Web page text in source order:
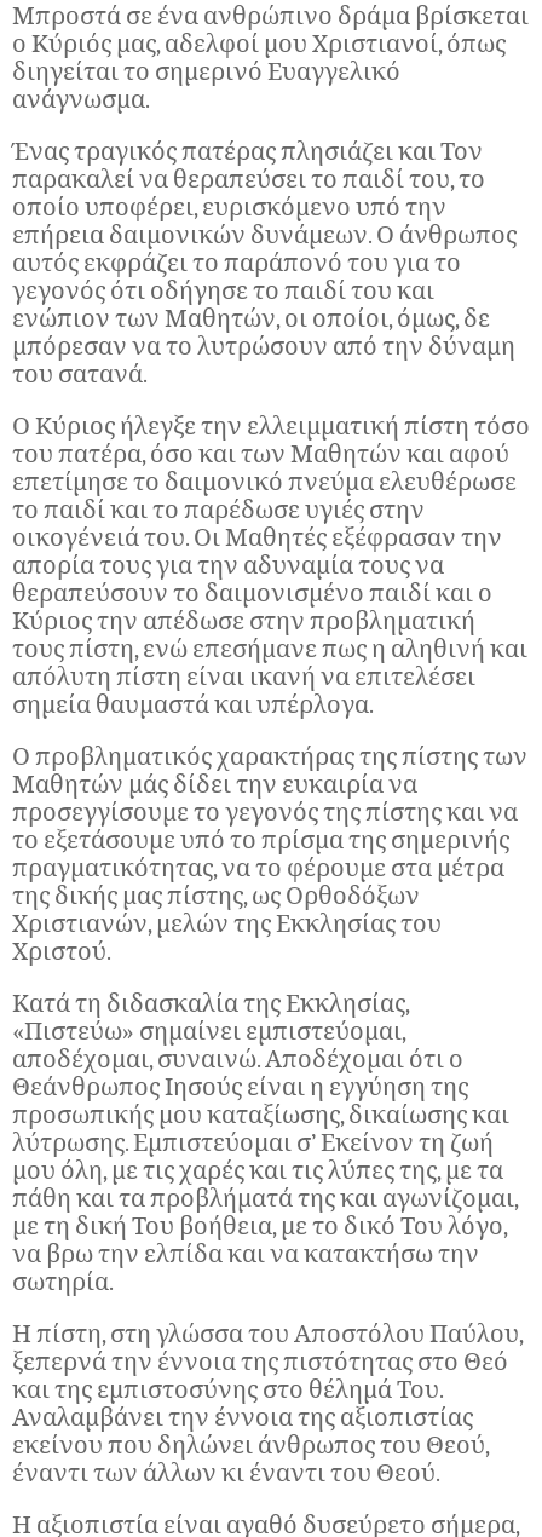
Μπροστά σε ένα ανθρώπινο δράμα βρίσκεται
ο Κύριός μας, αδελφοί μου Χριστιανοί, όπως
διηγείται το σημερινό Ευαγγελικό
ανάγνωσμα.
Ένας τραγικός πατέρας πλησιάζει και Τον
παρακαλεί να θεραπεύσει το παιδί του, το
οποίο υποφέρει, ευρισκόμενο υπό την
επήρεια δαιμονικών δυνάμεων. Ο άνθρωπος
αυτός εκφράζει το παράπονό του για το
γεγονός ότι οδήγησε το παιδί του και
ενώπιον των Μαθητών, οι οποίοι, όμως, δε
μπόρεσαν να το λυτρώσουν από την δύναμη
του σατανά.
Ο Κύριος ήλεγξε την ελλειμματική πίστη τόσο
του πατέρα, όσο και των Μαθητών και αφού
επετίμησε το δαιμονικό πνεύμα ελευθέρωσε
το παιδί και το παρέδωσε υγιές στην
οικογένειά του. Οι Μαθητές εξέφρασαν την
απορία τους για την αδυναμία τους να
θεραπεύσουν το δαιμονισμένο παιδί και ο
Κύριος την απέδωσε στην προβληματική
τους πίστη, ενώ επεσήμανε πως η αληθινή και
απόλυτη πίστη είναι ικανή να επιτελέσει
σημεία θαυμαστά και υπέρλογα.
Ο προβληματικός χαρακτήρας της πίστης των
Μαθητών μάς δίδει την ευκαιρία να
προσεγγίσουμε το γεγονός της πίστης και να
το εξετάσουμε υπό το πρίσμα της σημερινής
πραγματικότητας, να το φέρουμε στα μέτρα
της δικής μας πίστης, ως Ορθοδόξων
Χριστιανών, μελών της Εκκλησίας του
Χριστού.
Κατά τη διδασκαλία της Εκκλησίας,
«Πιστεύω» σημαίνει εμπιστεύομαι,
αποδέχομαι, συναινώ. Αποδέχομαι ότι ο
Θεάνθρωπος Ιησούς είναι η εγγύηση της
προσωπικής μου καταξίωσης, δικαίωσης και
λύτρωσης. Εμπιστεύομαι σ’ Εκείνον τη ζωή
μου όλη, με τις χαρές και τις λύπες της, με τα
πάθη και τα προβλήματά της και αγωνίζομαι,
με τη δική Του βοήθεια, με το δικό Του λόγο,
να βρω την ελπίδα και να κατακτήσω την
σωτηρία.
Η πίστη, στη γλώσσα του Αποστόλου Παύλου,
ξεπερνά την έννοια της πιστότητας στο Θεό
και της εμπιστοσύνης στο θέλημά Του.
Αναλαμβάνει την έννοια της αξιοπιστίας
εκείνου που δηλώνει άνθρωπος του Θεού,
έναντι των άλλων κι έναντι του Θεού.
Η αξιοπιστία είναι αγαθό δυσεύρετο σήμερα,